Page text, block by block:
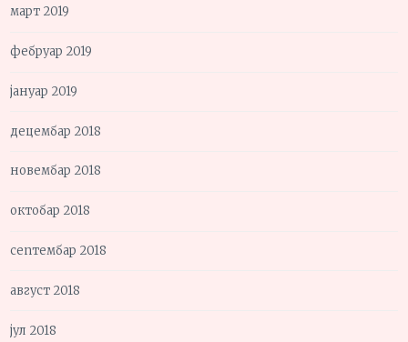
март 2019
фебруар 2019
јануар 2019
децембар 2018
новембар 2018
октобар 2018
септембар 2018
август 2018
јул 2018